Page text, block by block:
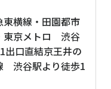
東横線・田園都市
東京メトロ 渋谷
出口直結京王井の
渋谷駅より徒歩1